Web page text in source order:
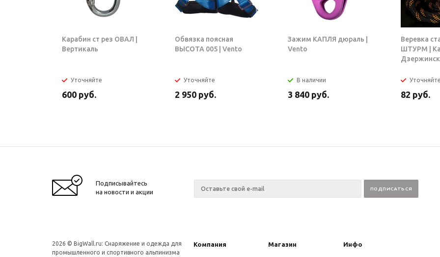
Карабин ст рез ОВАЛ |
Вертикаль
Уточняйте
600 руб.
Обвязка поясная
ВЫСОТА 005 | Vento
Уточняйте
2 950 руб.
Зажим КАПЛЯ дюраль |
Vento
В наличии
3 840 руб.
Веревка
ШТУРМ |
Дзержинск
82 руб.
Подписывайтесь
на новости и акции
2026 © BigWall.ru: Снаряжение и одежда для
промышленного и спортивного альпинизма
Компания Магазин Инфо